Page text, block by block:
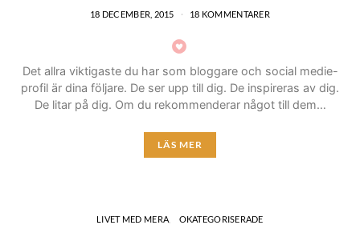
18 DECEMBER, 2015 18 KOMMENTARER
Det allra viktigaste du har som bloggare och social medie-
profil är dina följare. De ser upp till dig. De inspireras av dig.
De litar på dig. Om du rekommenderar något till dem…
LÄS MER
LIVET MED MERA OKATEGORISERADE